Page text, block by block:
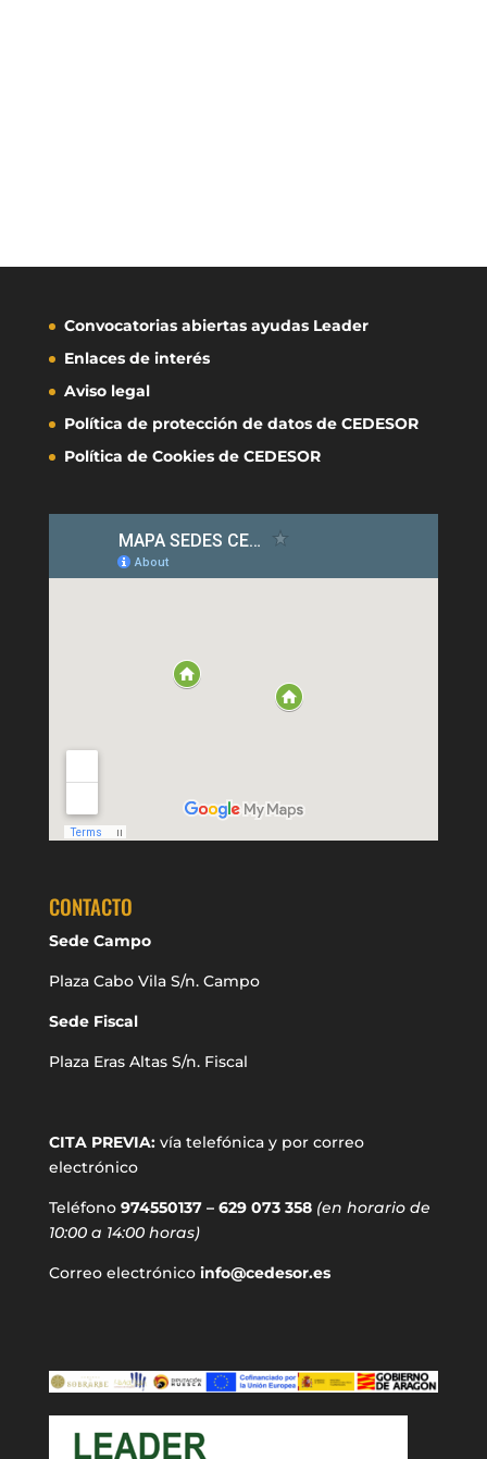
Convocatorias abiertas ayudas Leader
Enlaces de interés
Aviso legal
Política de protección de datos de CEDESOR
Política de Cookies de CEDESOR
CONTACTO
Sede Campo
Plaza Cabo Vila S/n. Campo
Sede Fiscal
Plaza Eras Altas S/n. Fiscal
CITA PREVIA:vía telefónica y por correo
electrónico
Teléfono 974550137 – 629 073 358 (en horario de
10:00 a 14:00 horas)
Correo electrónico info@cedesor.es